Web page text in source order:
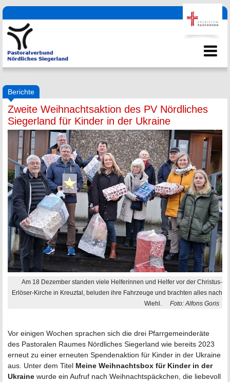
Berichte
Zweite Weihnachtsaktion des PV Nördliches
Siegerland für Kinder in der Ukraine
Am 18 Dezember standen viele Helferinnen und Helfer vor der Christus-
Erlöser-Kirche in Kreuztal, beluden ihre Fahrzeuge und brachten alles nach
Wiehl.
Foto: Alfons Goris
Vor einigen Wochen sprachen sich die drei Pfarrgemeinderäte
des Pastoralen Raumes Nördliches Siegerland wie bereits 2023
erneut zu einer erneuten Spendenaktion für Kinder in der Ukraine
aus. Unter dem Titel Meine Weihnachtsbox für Kinder in der
Ukraine wurde ein Aufruf nach Weihnachtspäckchen, die liebevoll